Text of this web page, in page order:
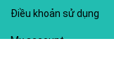
Điều khoản sử dụng
My account